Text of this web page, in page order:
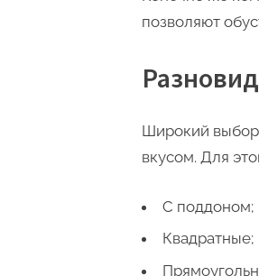
позволяют
Широкий выбор
вкусом. Для
С поддоном;
Квадратные;